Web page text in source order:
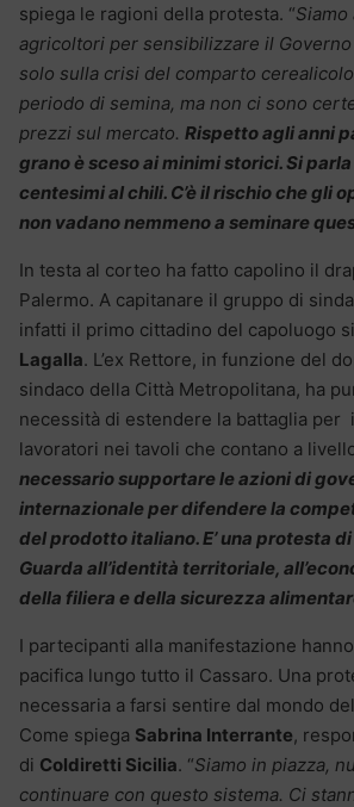
spiega le ragioni della protesta. “
agricoltori per sensibilizzare il
solo sulla crisi del comparto
periodo di semina, ma non ci sono
prezzi sul mercato. Rispetto agli anni
grano è sceso ai minimi storici. Si
centesimi al chili. C’è il rischio che gli
non vadano nemmeno a seminare
In testa al corteo ha fatto capolino il
Palermo. A capitanare il gruppo di
infatti il primo cittadino del capoluogo
Lagalla. L’ex Rettore, in funzione del
sindaco della Città Metropolitana, ha
necessità di estendere la battaglia per
lavoratori nei tavoli che contano a
necessario supportare le azioni di
internazionale per difendere la
del prodotto italiano. E’ una protesta
Guarda all’identità territoriale,
della filiera e della sicurezza
I partecipanti alla manifestazione
pacifica lungo tutto il Cassaro. Una
necessaria a farsi sentire dal mondo
Come spiega Sabrina Interrante,
di Coldiretti Sicilia. “Siamo in piazza,
continuare con questo sistema. Ci